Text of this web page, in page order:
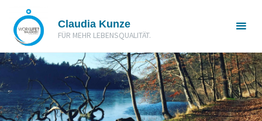
Inhalt
springen
Claudia Kunze
FÜR MEHR LEBENSQUALITÄT.